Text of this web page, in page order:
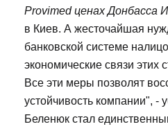
Provimed ценах Донбасса
в Киев. А жесточайшая
банковской системе
экономические связи этих
Все эти меры позволят
устойчивость компании", -
Беленюк стал